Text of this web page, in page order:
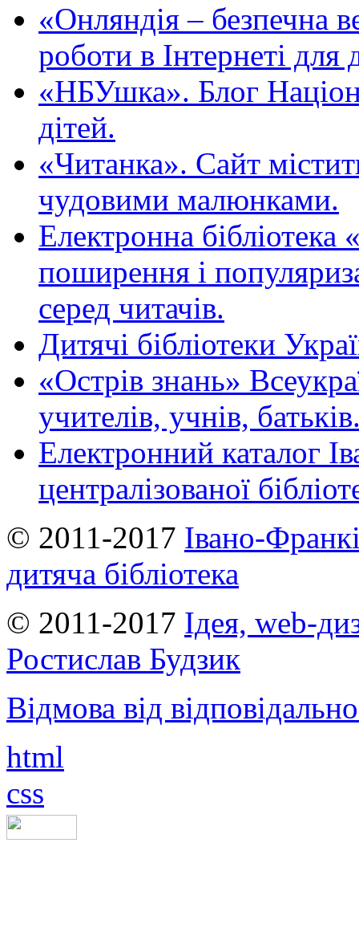
«Oнляндія – безпечна
роботи в Інтернеті для
«НБУшка». Блог
дітей.
«Читанка». Сайт
чудовими малюнками.
Електронна
поширення і
серед читачів.
Дитячі бібліотеки
«Острів знань»
учителів, учнів,
Електронний каталог
централізованої
© 2011-2017 Івано-
дитяча бібліотека
© 2011-2017 Ідея, web-
Ростислав Будзик
Відмова від
html
css